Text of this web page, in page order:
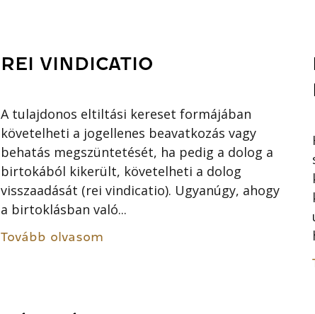
REI VINDICATIO
A tulajdonos eltiltási kereset formájában
követelheti a jogellenes beavatkozás vagy
behatás megszüntetését, ha pedig a dolog a
birtokából kikerült, követelheti a dolog
visszaadását (rei vindicatio). Ugyanúgy, ahogy
a birtoklásban való...
Tovább olvasom